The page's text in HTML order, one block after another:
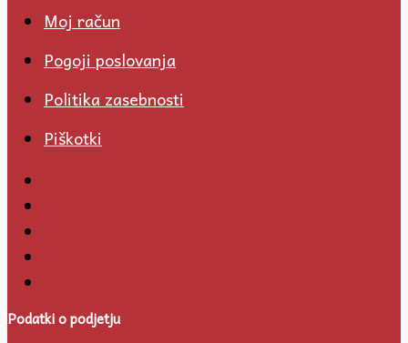
Moj račun
Pogoji poslovanja
Politika zasebnosti
Piškotki
Podatki o podjetju